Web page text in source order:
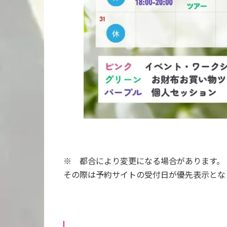
※ 都合により変更になる場合があります。
その際は予約サイトの受付日が優先表示と